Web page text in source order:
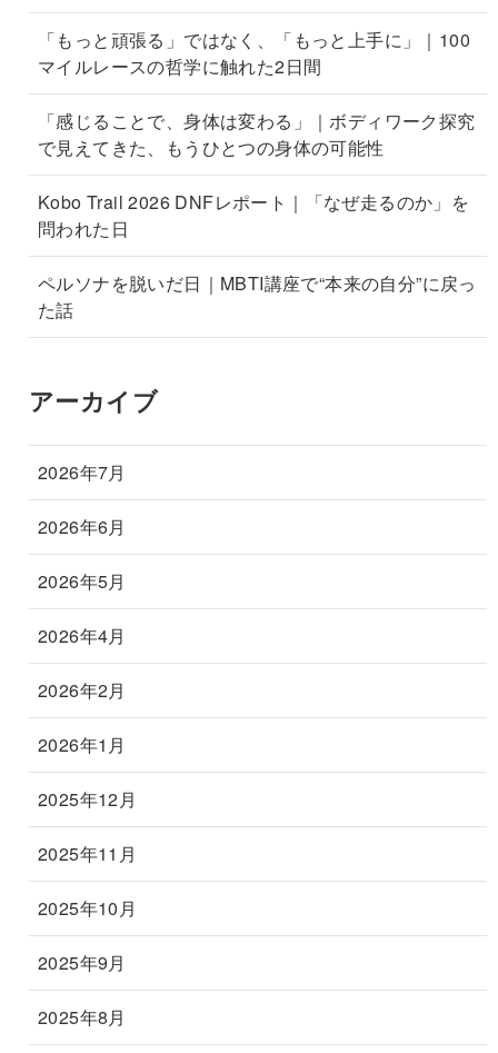
「もっと頑張る」ではなく、「もっと上手に」｜100
マイルレースの哲学に触れた2日間
「感じることで、身体は変わる」｜ボディワーク探究
で見えてきた、もうひとつの身体の可能性
Kobo Trail 2026 DNFレポート｜「なぜ走るのか」を
問われた日
ペルソナを脱いだ日｜MBTI講座で“本来の自分”に戻っ
た話
アーカイブ
2026年7月
2026年6月
2026年5月
2026年4月
2026年2月
2026年1月
2025年12月
2025年11月
2025年10月
2025年9月
2025年8月